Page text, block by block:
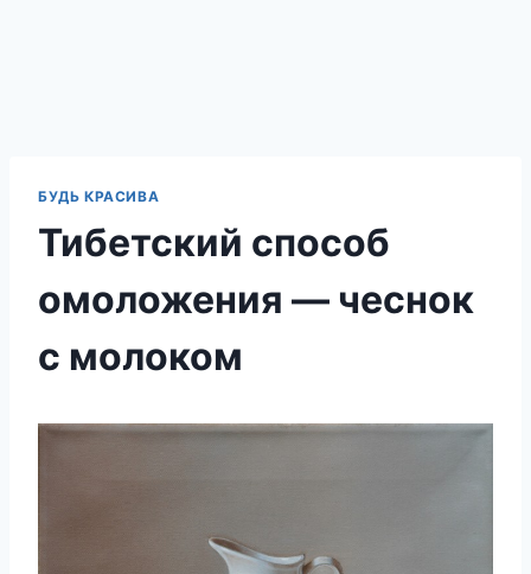
БУДЬ КРАСИВА
Тибетский способ
омоложения — чеснок
с молоком